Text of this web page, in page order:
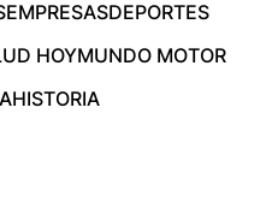
EMPRESASDEPORTES
HOYMUNDO MOTOR
HISTORIA